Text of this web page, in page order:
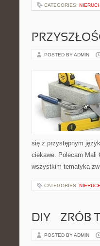
CATEGORIES:
POSTED BY ADMIN
się z przystępnym
ciekawe. Polecam Mali
wszystkim tematyką
CATEGORIES:
DIY – ZRÓB
POSTED BY ADMIN